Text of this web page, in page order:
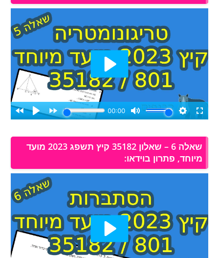
שאלה 6 – שאלון 35182 קיץ תשפג 2023 מועד
מיוחד, פתרון בוידאו: